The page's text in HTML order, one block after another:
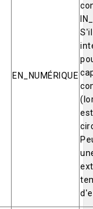
EN_NUMÉRIQUE